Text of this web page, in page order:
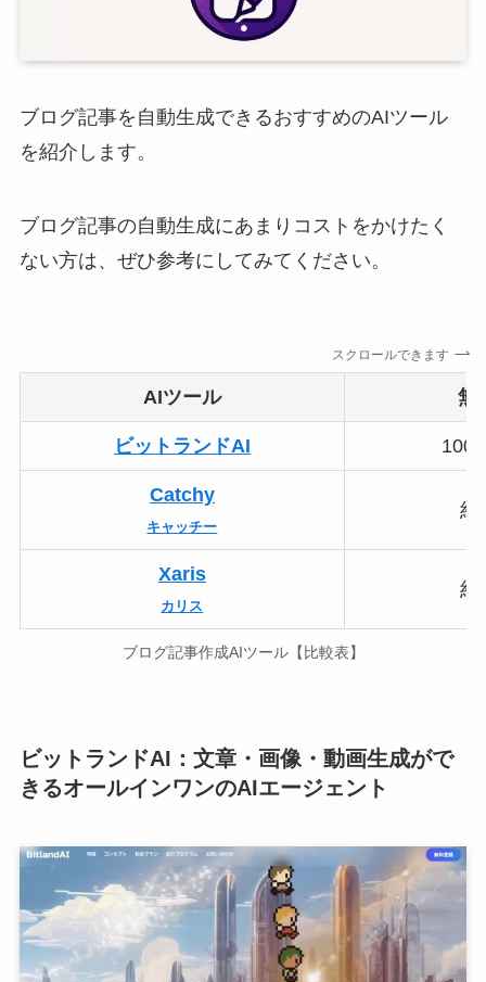
ブログ記事を自動生成できるおすすめのAIツール
を紹介します。
ブログ記事の自動生成にあまりコストをかけたく
ない方は、ぜひ参考にしてみてください。
スクロールできます
AIツール 無
ビットランドAI 100
Catchy
キャッチー
約
Xaris
カリス
約
ブログ記事作成AIツール【比較表】
ビットランドAI：文章・画像・動画生成がで
きるオールインワンのAIエージェント